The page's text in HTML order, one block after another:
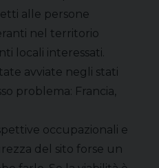
alle persone
nel territorio
locali interessati.
avviate negli stati
problema: Francia,
occupazionali e
del sito forse un